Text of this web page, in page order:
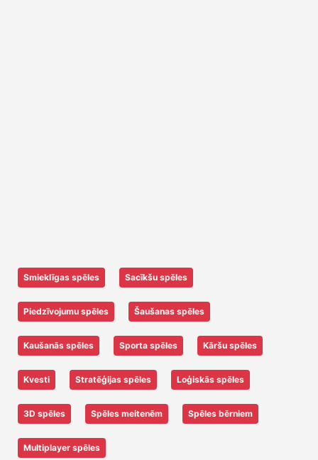
Smieklīgas spēles Sacīkšu spēles
Piedzīvojumu spēles Šaušanas spēles
Kaušanās spēles Sporta spēles Kāršu spēles
Kvesti Stratēģijas spēles Loģiskās spēles
3D spēles Spēles meitenēm Spēles bērniem
Multiplayer spēles